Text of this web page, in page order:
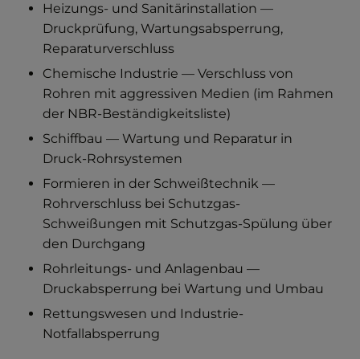
Heizungs- und Sanitärinstallation —
Druckprüfung, Wartungsabsperrung,
Reparaturverschluss
Chemische Industrie — Verschluss von
Rohren mit aggressiven Medien (im Rahmen
der NBR-Beständigkeitsliste)
Schiffbau — Wartung und Reparatur in
Druck-Rohrsystemen
Formieren in der Schweißtechnik —
Rohrverschluss bei Schutzgas-
Schweißungen mit Schutzgas-Spülung über
den Durchgang
Rohrleitungs- und Anlagenbau —
Druckabsperrung bei Wartung und Umbau
Rettungswesen und Industrie-
Notfallabsperrung